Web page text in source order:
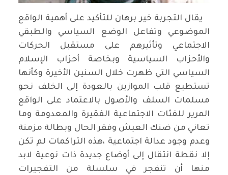
يقال التجربة خير برهان للتأكيد على أهمية الواقع
الموضوعي وتفاعل الوضع السياسي والطبقي
الاجتماعي وتأثيرهم على مستقبل الحركات
والأحزاب السياسية وبخاصة أحزاب الإسلام
السياسي التي ظهرت خلال السنين الأخيرة وكأنها
تستطيع قلب الموازين بالعودة إلى الخلف نحو
مسلمات السلف والأصول بالاعتماد على الواقع
المرير للفئات الاجتماعية الفقيرة والمعدومة وما
تعاني من ضنك العيش وفقر الحال وبطالة مزمنة
وعدم وجود عدالة اجتماعية ،هذه التراكمات لم تكن
إلا نقطة انتقال إلى أوضاع جديدة ذات نوعية لابد
منها أن تنفجر في سلسلة من التفجيرات